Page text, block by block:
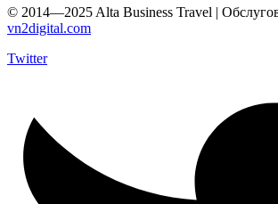
© 2014—2025 Alta Business Travel |
vn2digital.com
Twitter